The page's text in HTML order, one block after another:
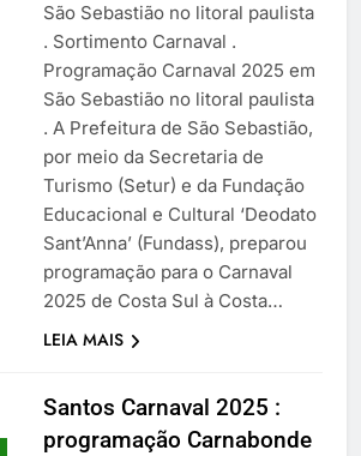
São Sebastião no litoral paulista
. Sortimento Carnaval .
Programação Carnaval 2025 em
São Sebastião no litoral paulista
. A Prefeitura de São Sebastião,
por meio da Secretaria de
Turismo (Setur) e da Fundação
Educacional e Cultural ‘Deodato
Sant’Anna’ (Fundass), preparou
programação para o Carnaval
2025 de Costa Sul à Costa…
LEIA MAIS
Santos Carnaval 2025 :
programação Carnabonde